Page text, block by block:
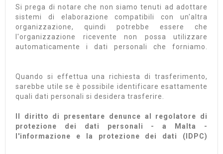
Si prega di notare che non siamo tenuti ad adottare
sistemi di elaborazione compatibili con un'altra
organizzazione, quindi potrebbe essere che
l'organizzazione ricevente non possa utilizzare
automaticamente i dati personali che forniamo.
Quando si effettua una richiesta di trasferimento,
sarebbe utile se è possibile identificare esattamente
quali dati personali si desidera trasferire.
Il diritto di presentare denunce al regolatore di
protezione dei dati personali - a Malta -
l'informazione e la protezione dei dati (IDPC)